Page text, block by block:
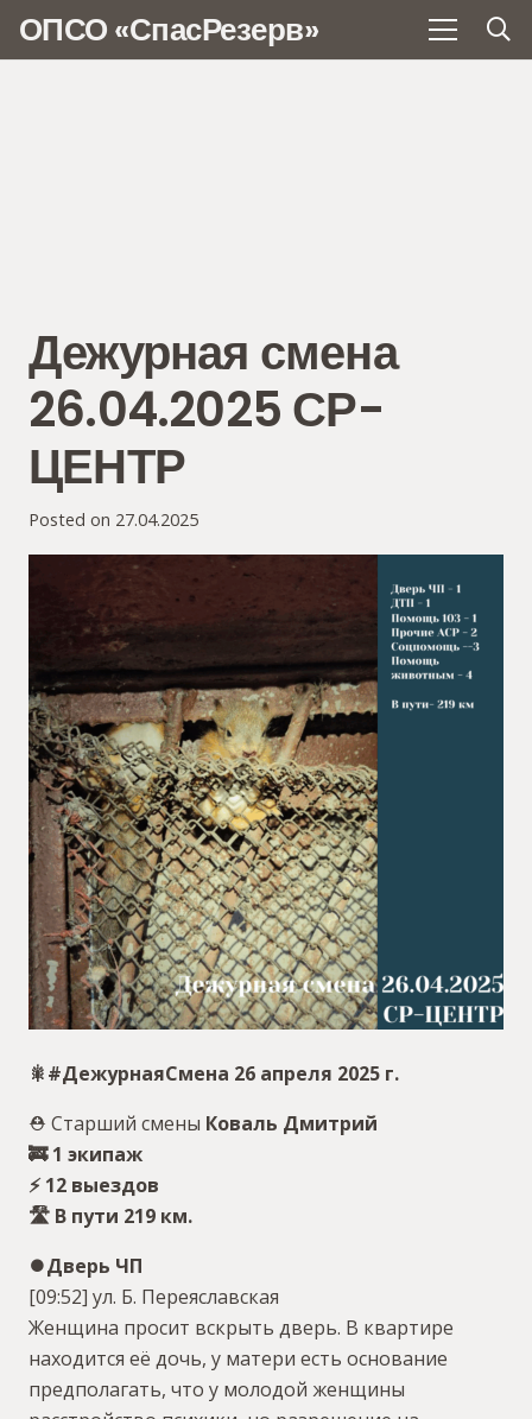
ОПСО «СпасРезерв»
Дежурная смена
26.04.2025 СР-
ЦЕНТР
Posted on 27.04.2025
🎇#ДежурнаяСмена 26 апреля 2025 г.
⛑ Старший смены Коваль Дмитрий
🚒 1 экипаж
⚡️ 12 выездов
🛣 В пути 219 км.
⏺Дверь ЧП
[09:52] ул. Б. Переяславская
Женщина просит вскрыть дверь. В квартире
находится её дочь, у матери есть основание
предполагать, что у молодой женщины